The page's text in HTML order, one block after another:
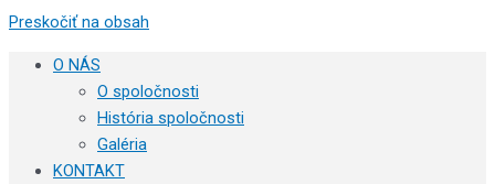
Preskočiť na obsah
O NÁS
O spoločnosti
História spoločnosti
Galéria
KONTAKT